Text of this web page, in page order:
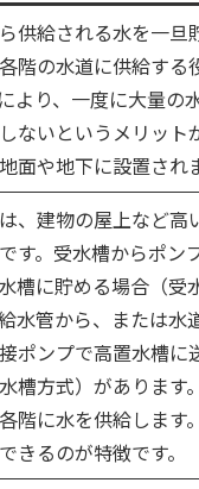
供給される水を一旦
階の水道に供給する
より、一度に大量の
ないというメリット
面や地下に設置され
、建物の屋上など高
す。受水槽からポン
槽に貯める場合（受
水管から、または水
ポンプで高置水槽に
槽方式）があります
階に水を供給します
きるのが特徴です。